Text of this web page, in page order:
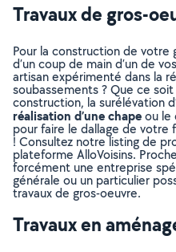
Travaux de gros-
Pour la construction de votre
d’un coup de main d’un de
artisan expérimenté dans la
soubassements ? Que ce
construction, la surélévation
réalisation d’une chapeou le
pour faire le dallage de votre
! Consultez notre listing de
plateforme AlloVoisins.
forcément une entreprise
générale ou un particulier
travaux de gros-oeuvre.
Travaux en